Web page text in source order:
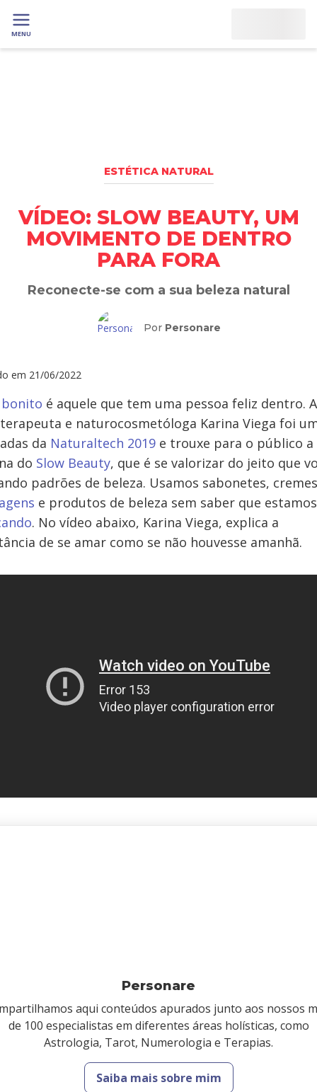
MENU
ESTÉTICA NATURAL
VÍDEO: SLOW BEAUTY, UM
MOVIMENTO DE DENTRO
PARA FORA
Reconecte-se com a sua beleza natural
Por Personare
em 21/06/2022
é aquele que tem uma pessoa feliz dentro. A
e naturocosmetóloga Karina Viega foi
da Naturaltech 2019 e trouxe para o público a
do Slow Beauty, que é se valorizar do jeito que
padrões de beleza. Usamos sabonetes,
e produtos de beleza sem saber que
. No vídeo abaixo, Karina Viega, explica a
de se amar como se não houvesse amanhã.
Personare
aqui conteúdos apurados junto aos nossos
de 100 especialistas em diferentes áreas holísticas, como
Astrologia, Tarot, Numerologia e Terapias.
Saiba mais sobre mim